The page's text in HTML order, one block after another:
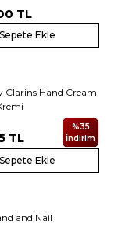
TL
Sepete Ekle
Clarins Hand Cream
TL
%35
İndirim
Sepete Ekle
and Nail